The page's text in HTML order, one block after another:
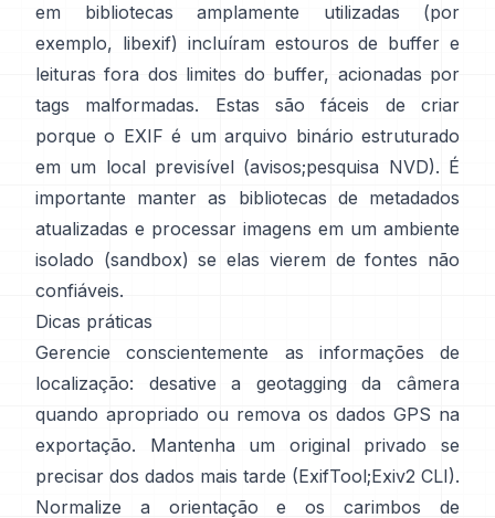
em bibliotecas amplamente utilizadas (por
exemplo, libexif) incluíram estouros de buffer e
leituras fora dos limites do buffer, acionadas por
tags malformadas. Estas são fáceis de criar
porque o EXIF é um arquivo binário estruturado
em um local previsível (avisos;pesquisa NVD). É
importante manter as bibliotecas de metadados
atualizadas e processar imagens em um ambiente
isolado (sandbox) se elas vierem de fontes não
confiáveis.
Dicas práticas
Gerencie conscientemente as informações de
localização: desative a geotagging da câmera
quando apropriado ou remova os dados GPS na
exportação. Mantenha um original privado se
precisar dos dados mais tarde (ExifTool;Exiv2 CLI).
Normalize a orientação e os carimbos de